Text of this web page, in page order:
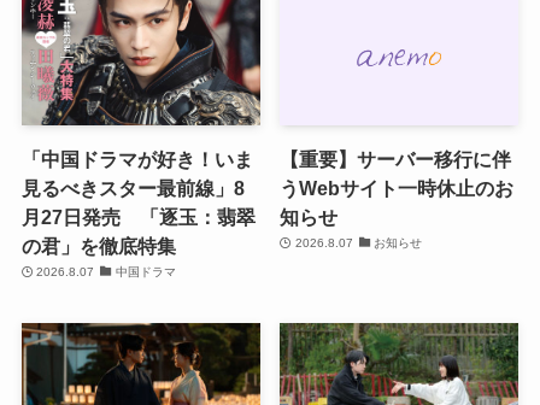
「中国ドラマが好き！いま
見るべきスター最前線」8
月27日発売 「逐玉：翡翠
の君」を徹底特集
2026.8.07 中国ドラマ
【重要】サーバー移行に伴
うWebサイト一時休止のお
知らせ
2026.8.07 お知らせ